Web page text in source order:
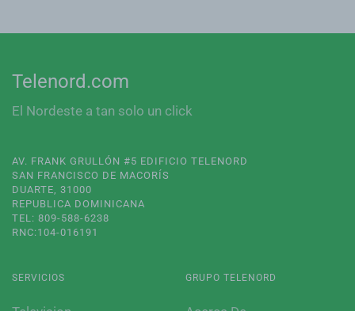
Telenord.com
El Nordeste a tan solo un click
AV. FRANK GRULLÓN #5 EDIFICIO TELENORD
SAN FRANCISCO DE MACORÍS
DUARTE, 31000
REPUBLICA DOMINICANA
TEL: 809-588-6238
RNC:104-016191
SERVICIOS GRUPO TELENORD